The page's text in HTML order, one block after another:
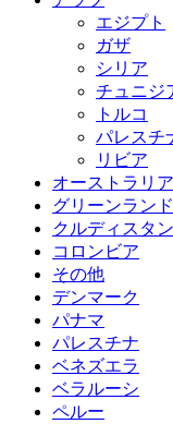
エジプト
ガザ
シリア
チュニジ
トルコ
パレスチ
リビア
オーストラリア
グリーンランド
クルディスタン
コロンビア
その他
デンマーク
パナマ
パレスチナ
ベネズエラ
ベラルーシ
ペルー